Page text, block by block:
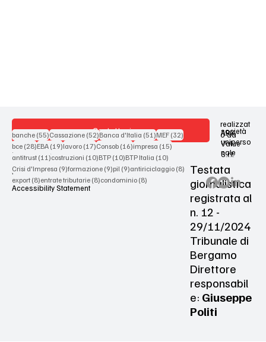
Contattaci
Terms & Conditions
Privacy Policy
Accessibility Statement
realizzat
o da
società
uniperso
nale
ARX
Value
S.r.l.
Testata
giornalistica
registrata al
n. 12 -
29/11/2024
Tribunale di
Bergamo
Direttore
responsabil
e: Giuseppe
Politi
banche (55)55 post
Cassazione (52)52 post
Banca d'Italia (51)51 post
MEF (32)32 post
bce (28)28 post
EBA (19)19 post
lavoro (17)17 post
Consob (16)16 post
impresa (15)15 post
antitrust (11)11 post
costruzioni (10)10 post
BTP (10)10 post
BTP Italia (10)10 post
Crisi d'Impresa (9)9 post
formazione (9)9 post
pil (9)9 post
antiriciclaggio (8)8 post
export (8)8 post
entrate tributarie (8)8 post
condominio (8)8 post